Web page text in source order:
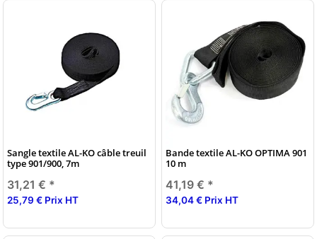
Sangle textile AL-KO câble treuil
type 901/900, 7m
31,21 € *
25,79 € Prix HT
Bande textile AL-KO OPTIMA 901
10 m
41,19 € *
34,04 € Prix HT